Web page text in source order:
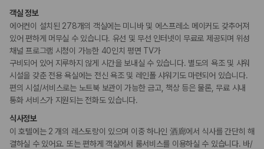
액티비티
수영장
비즈니스
회의공간
연회장
비즈니스 센터
장애인 편의시설
점자 표시
휠체어로 이용 가능
객실 정보
에어컨이 설치된 278개의 객실에는 미니바 및 에스프레소 메이커도 갖추어져
있어 편하게 머무실 수 있습니다. 유선 및 무선 인터넷이 무료로 제공되며 위성
채널 프로그램 시청이 가능한 40인치 평면 TV가
구비되어 있어 지루하지 않게 시간을 보내실 수 있습니다. 별도의 욕조 및 샤워
시설을 갖춘 전용 욕실에는 전신 욕조 및 레인폴 샤워기도 마련되어 있습니다.
편의 시설/서비스로는 노트북 보관이 가능한 금고, 책상 등은 물론, 무료 시내
통화 서비스가 지원되는 전화도 있습니다.
식사정보
이 호텔에는 2 개의 레스토랑이 있으며 이중 하나인 酒廊에서 식사를 간단히 해
결하실 수 있어요. 또는 편하게 객실에서 룸서비스를 이용하실 수 있습니다. 바/